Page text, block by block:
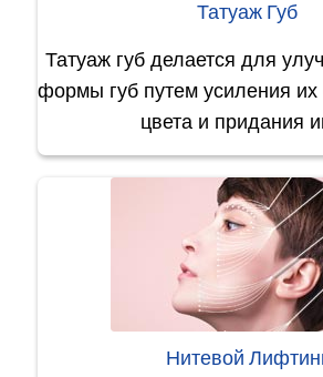
Татуаж Губ
Татуаж губ делается для
формы губ путем усиления их
цвета и придания
Нитевой